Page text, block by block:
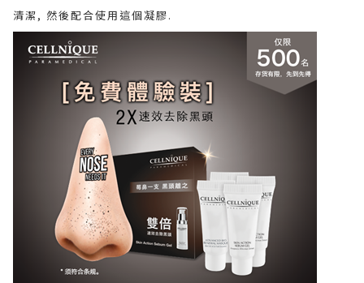
清潔, 然後配合使用這個凝膠.